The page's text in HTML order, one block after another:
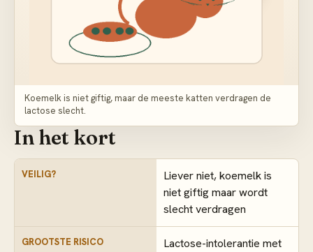
Koemelk is niet giftig, maar de meeste katten verdragen de
lactose slecht.
In het kort
VEILIG?
Liever niet, koemelk is
niet giftig maar wordt
slecht verdragen
GROOTSTE RISICO
Lactose-intolerantie met